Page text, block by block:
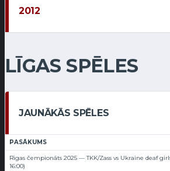
2012
LĪGAS SPĒLES
JAUNĀKĀS SPĒLES
PASĀKUMS
Rīgas čempionāts 2025 — TKK/Zass vs Ukraine deaf
16:00)